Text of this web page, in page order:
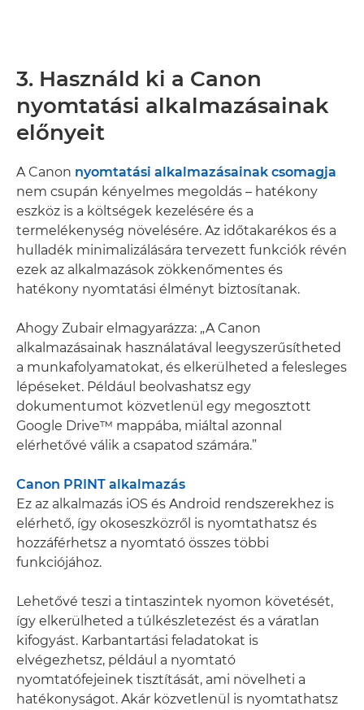
3. Használd ki a Canon
nyomtatási alkalmazásainak
előnyeit
A Canon nyomtatási alkalmazásainak csomagja
nem csupán kényelmes megoldás – hatékony
eszköz is a költségek kezelésére és a
termelékenység növelésére. Az időtakarékos és a
hulladék minimalizálására tervezett funkciók révén
ezek az alkalmazások zökkenőmentes és
hatékony nyomtatási élményt biztosítanak.
Ahogy Zubair elmagyarázza: „A Canon
alkalmazásainak használatával leegyszerűsítheted
a munkafolyamatokat, és elkerülheted a felesleges
lépéseket. Például beolvashatsz egy
dokumentumot közvetlenül egy megosztott
Google Drive™ mappába, miáltal azonnal
elérhetővé válik a csapatod számára.”
Canon PRINT alkalmazás
Ez az alkalmazás iOS és Android rendszerekhez is
elérhető, így okoseszközről is nyomtathatsz és
hozzáférhetsz a nyomtató összes többi
funkciójához.
Lehetővé teszi a tintaszintek nyomon követését,
így elkerülheted a túlkészletezést és a váratlan
kifogyást. Karbantartási feladatokat is
elvégezhetsz, például a nyomtató
nyomtatófejeinek tisztítását, ami növelheti a
hatékonyságot. Akár közvetlenül is nyomtathatsz